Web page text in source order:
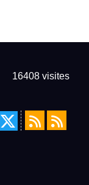
16408 visites